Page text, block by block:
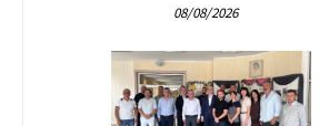
08/08/2026